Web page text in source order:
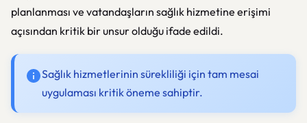
planlanması ve vatandaşların sağlık hizmetine erişimi
açısından kritik bir unsur olduğu ifade edildi.
Sağlık hizmetlerinin sürekliliği için tam mesai
uygulaması kritik öneme sahiptir.